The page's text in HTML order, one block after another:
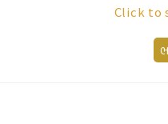
Click to